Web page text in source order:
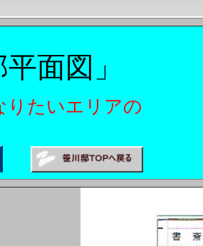
平面図」
りたいエリアの